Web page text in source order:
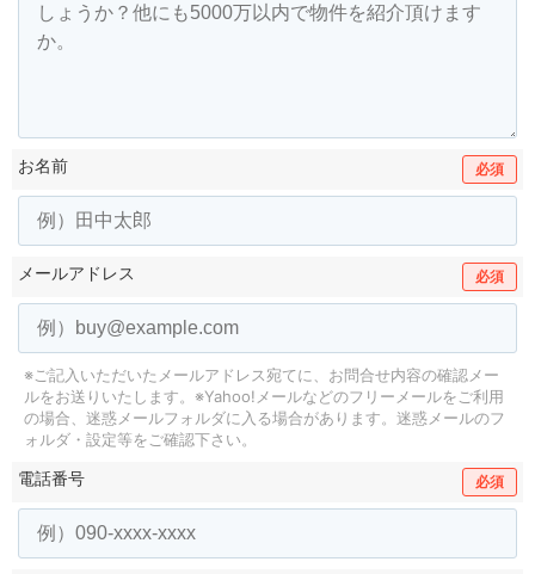
お名前 必須
メールアドレス 必須
※ご記入いただいたメールアドレス宛てに、お問合せ内容の確認メー
ルをお送りいたします。 ※Yahoo!メールなどのフリーメールをご利用
の場合、迷惑メールフォルダに入る場合があります。 迷惑メールのフ
ォルダ・設定等をご確認下さい。
電話番号 必須